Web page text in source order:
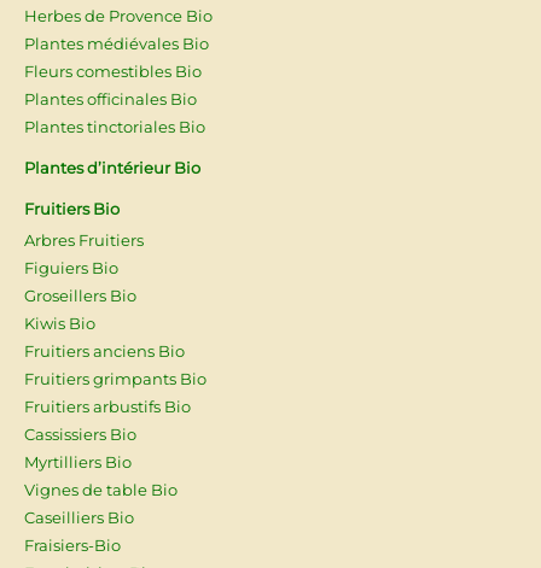
Herbes de Provence Bio
Plantes médiévales Bio
Fleurs comestibles Bio
Plantes officinales Bio
Plantes tinctoriales Bio
Plantes d’intérieur Bio
Fruitiers Bio
Arbres Fruitiers
Figuiers Bio
Groseillers Bio
Kiwis Bio
Fruitiers anciens Bio
Fruitiers grimpants Bio
Fruitiers arbustifs Bio
Cassissiers Bio
Myrtilliers Bio
Vignes de table Bio
Caseilliers Bio
Fraisiers-Bio